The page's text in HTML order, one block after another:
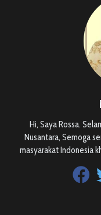
Hi, Saya Rossa.
Nusantara, Semoga
masyarakat Indonesia